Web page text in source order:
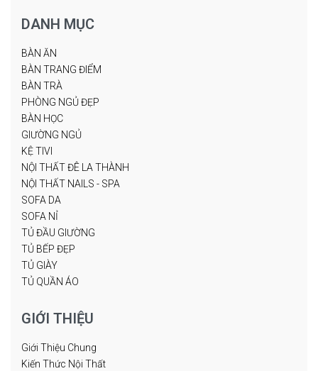
DANH MỤC
BÀN ĂN
BÀN TRANG ĐIỂM
BÀN TRÀ
PHÒNG NGỦ ĐẸP
BÀN HỌC
GIƯỜNG NGỦ
KỆ TIVI
NỘI THẤT ĐÊ LA THÀNH
NỘI THẤT NAILS - SPA
SOFA DA
SOFA NỈ
TỦ ĐẦU GIƯỜNG
TỦ BẾP ĐẸP
TỦ GIÀY
TỦ QUẦN ÁO
GIỚI THIỆU
Giới Thiệu Chung
Kiến Thức Nội Thất